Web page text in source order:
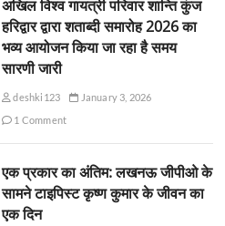
अखिल विश्व गायत्री परिवार शान्ति कुंज
हरिद्वार द्वारा शताब्दी समारोह 2026 का
भव्य आयोजन किया जा रहा है समय
सारणी जारी
deshki123
January 3, 2026
1 Comment
एक प्रकार का अंतिम: लखनऊ जीपीओ के
सामने टाइपिस्ट कृष्ण कुमार के जीवन का
एक दिन